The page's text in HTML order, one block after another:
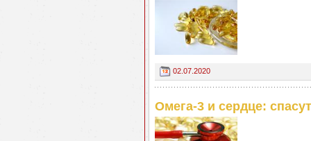
02.07.2020
Омега-3 и сердце: